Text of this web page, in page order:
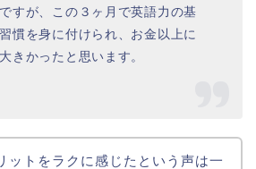
すが、この３ヶ月で英語力の基
慣を身に付けられ、お金以上に
きかったと思います。
ットをラクに感じたという声は一